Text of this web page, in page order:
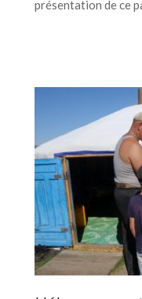
présentation de ce